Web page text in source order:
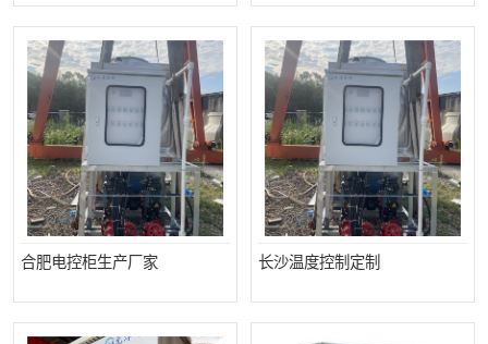
合肥电控柜生产厂家 长沙温度控制定制